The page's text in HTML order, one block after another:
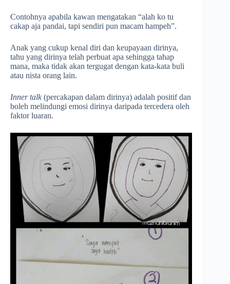
Contohnya apabila kawan mengatakan “alah ko tu
cakap aja pandai, tapi sendiri pun macam hampeh”.
Anak yang cukup kenal diri dan keupayaan dirinya,
tahu yang dirinya telah perbuat apa sehingga tahap
mana, maka tidak akan tergugat dengan kata-kata buli
atau nista orang lain.
Inner talk (percakapan dalam dirinya) adalah positif dan
boleh melindungi emosi dirinya daripada tercedera oleh
faktor luaran.